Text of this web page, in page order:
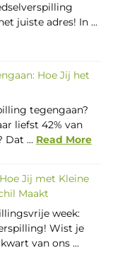
juiste adres! In ...
Hoe Jij het
tegengaan?
liefst 42% van
Dat ... Read More
Jij met Kleine
Maakt
week:
Wist je
van ons ...